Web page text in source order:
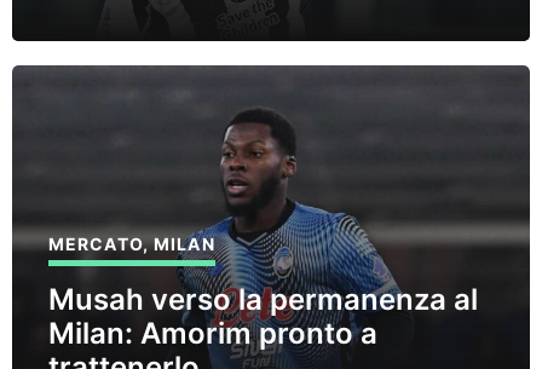
MERCATO,MILAN
Musah verso la permanenza al
Milan: Amorim pronto a